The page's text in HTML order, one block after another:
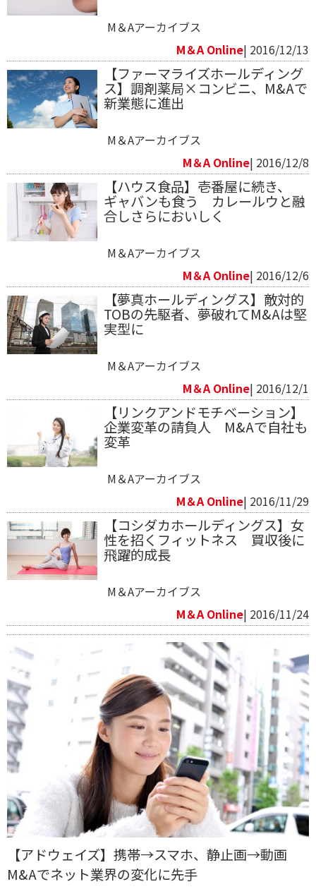
M＆Aアーカイブス
M＆A Online| 2016/12/13
​【ファーマライズホールディング
ス】調剤薬局×コンビニ、M&Aで
新業態に進出
M＆Aアーカイブス
M＆A Online| 2016/12/8
【ハウス食品】壱番屋に続き、
ギャバンも食う カレールウと融
合しさらにおいしく
M＆Aアーカイブス
M＆A Online| 2016/12/6
【夢真ホールディングス】敵対的
TOBの先駆者、夢破れてM&Aは堅
実型に
M＆Aアーカイブス
M＆A Online| 2016/12/1
【リンクアンドモチベーション】
企業変革の請負人 M&Aで自社も
変革
M＆Aアーカイブス
M＆A Online| 2016/11/29
【コシダカホールディングス】女
性を招くフィットネス 買収後に
飛躍的成長
M＆Aアーカイブス
M＆A Online| 2016/11/24
【アドウェイズ】携帯→スマホ、静止画→動画
M&Aでネット業界の変化に先手